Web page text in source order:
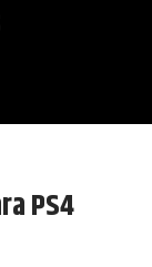
PS4